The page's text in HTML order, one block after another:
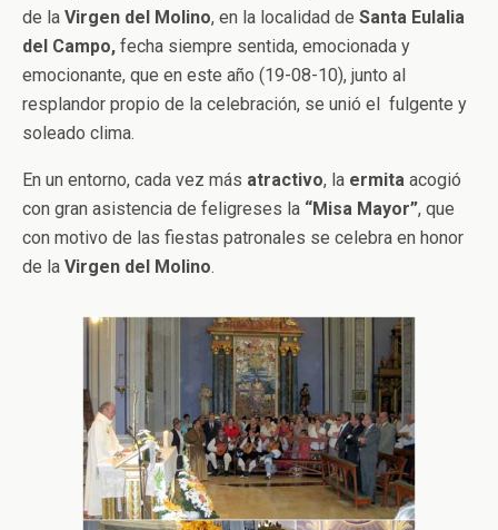
de la Virgen del Molino, en la localidad de Santa Eulalia
del Campo, fecha siempre sentida, emocionada y
emocionante, que en este año (19-08-10), junto al
resplandor propio de la celebración, se unió el fulgente y
soleado clima.
En un entorno, cada vez más atractivo, la ermita acogió
con gran asistencia de feligreses la “Misa Mayor”, que
con motivo de las fiestas patronales se celebra en honor
de la Virgen del Molino.